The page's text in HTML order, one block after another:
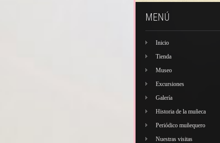
MENÚ
Inicio
Tienda
Museo
Excursiones
Galería
Historia de la muñeca
Periódico muñequero
Nuestras visitas